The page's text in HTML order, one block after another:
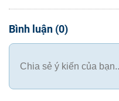
Bình luận (0)